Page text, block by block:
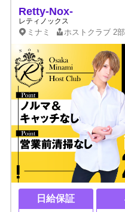
Retty-Nox-
レティノックス
ミナミ ホストクラブ 2部
日給保証